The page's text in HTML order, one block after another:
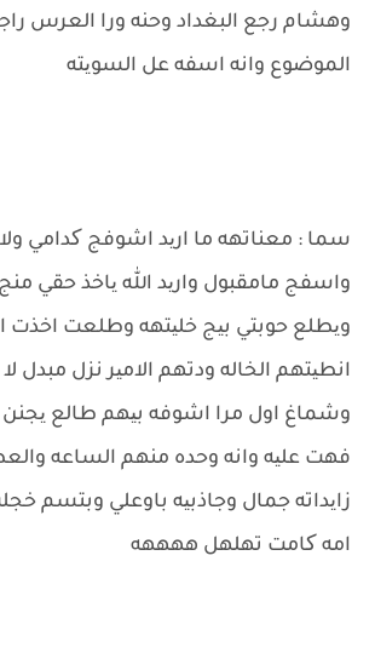
وهشام رجع البغداد وحنه ورا العرس
الموضوع وانه اسفه عل السویته
سما : معناتهه ما ارید اشوفج کدامي
واسفج مامقبول وارید الله یاخذ حقي منج
ویطلع حوبتي بیج خلیتهه وطلعت اخذت
انطیتهم الخاله ودتهم الامیر نزل
وشماغ اول مرا اشوفه بیهم طالع یجنن
فهت علیه وانه وحده منهم الساعه
زایداته جمال وجاذبیه باوعلي وبتسم
امه کامت تهلهل ههههه